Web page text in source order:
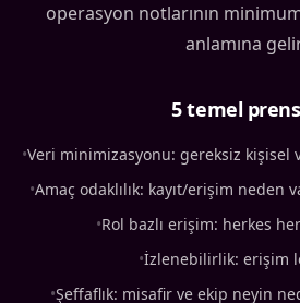
operasyon notlarının
anlamına
5 temel
•Veri minimizasyonu: gereksiz kişisel
•Amaç odaklılık: kayıt/erişim neden
•Rol bazlı erişim: herkes
•İzlenebilirlik: erişim
•Şeffaflık: misafir ve ekip neyin